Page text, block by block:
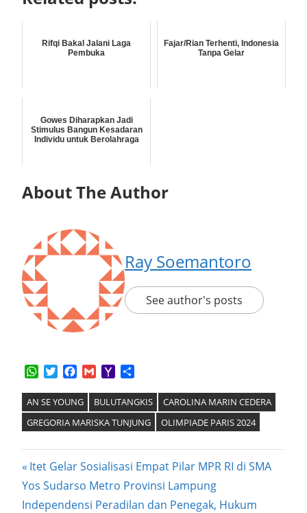
Rifqi Bakal Jalani Laga
Pembuka
Fajar/Rian Terhenti, Indonesia
Tanpa Gelar
Gowes Diharapkan Jadi
Stimulus Bangun Kesadaran
Individu untuk Berolahraga
About The Author
Ray Soemantoro
See author's posts
WhatsApp
TwitterFacebook
GmailYahoo
AN SE YOUNG BULUTANGKIS
CAROLINA MARIN CEDERA
GREGORIA MARISKA TUNJUNG
OLIMPIADE PARIS 2024
Post
navigation
Previous
Post:
Itet Gelar Sosialisasi Empat Pilar MPR RI di SMA
Yos Sudarso Metro Provinsi Lampung
Next
Independensi Peradilan dan Penegak, Hukum